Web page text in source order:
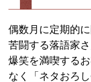
一級品の腕
がおなじ持
入って盛り